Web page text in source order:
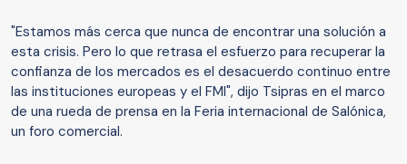
"Estamos más cerca que nunca de encontrar una solución a
esta crisis. Pero lo que retrasa el esfuerzo para recuperar la
confianza de los mercados es el desacuerdo continuo entre
las instituciones europeas y el FMI", dijo Tsipras en el marco
de una rueda de prensa en la Feria internacional de Salónica,
un foro comercial.